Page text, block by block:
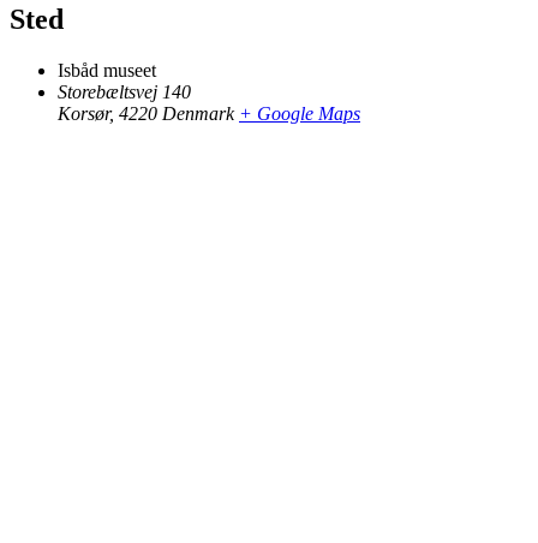
Sted
Isbåd museet
Storebæltsvej 140
Korsør, 4220 Denmark + Google Maps